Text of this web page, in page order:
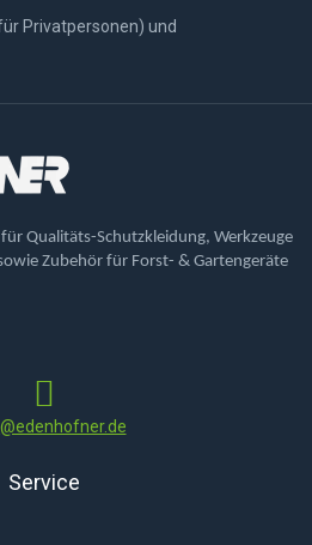
Privatpersonen) und
Qualitäts-Schutzkleidung, Werkzeuge
Zubehör für Forst- & Gartengeräte
Service